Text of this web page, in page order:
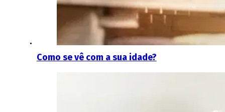
Como se vê com a sua idade?